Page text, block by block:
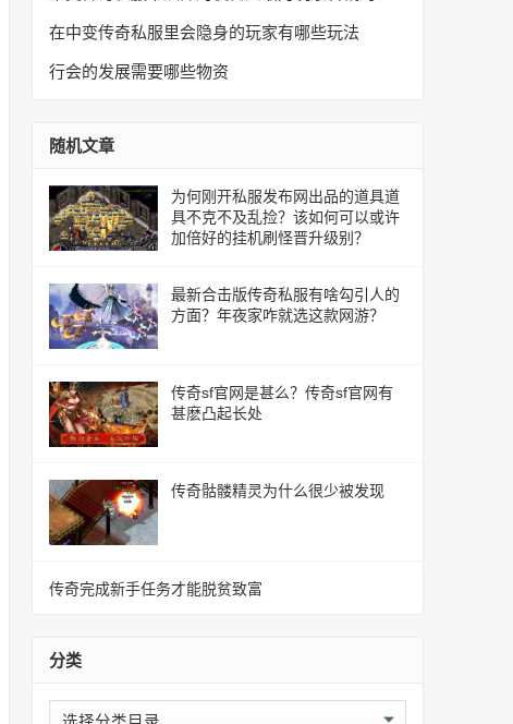
在中变传奇私服里会隐身的玩家有哪些玩法
行会的发展需要哪些物资
随机文章
为何刚开私服发布网出品的道具道
具不克不及乱捡？该如何可以或许
加倍好的挂机刷怪晋升级别？
最新合击版传奇私服有啥勾引人的
方面？年夜家咋就选这款网游？
传奇sf官网是甚么？传奇sf官网有
甚麽凸起长处
传奇骷髅精灵为什么很少被发现
传奇完成新手任务才能脱贫致富
分类
分